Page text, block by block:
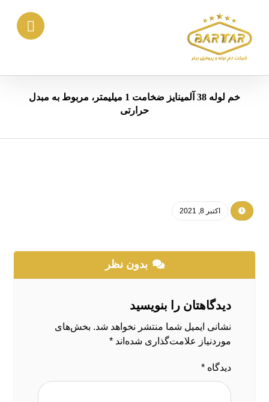
خم لوله 38 آلمینایز ضخامت 1 میلیمتر، مربوط به مبدل
حرارتی
اکتبر 8, 2021
بدون نظر
دیدگاهتان را بنویسید
نشانی ایمیل شما منتشر نخواهد شد. بخش‌های
موردنیاز علامت‌گذاری شده‌اند*
دیدگاه*